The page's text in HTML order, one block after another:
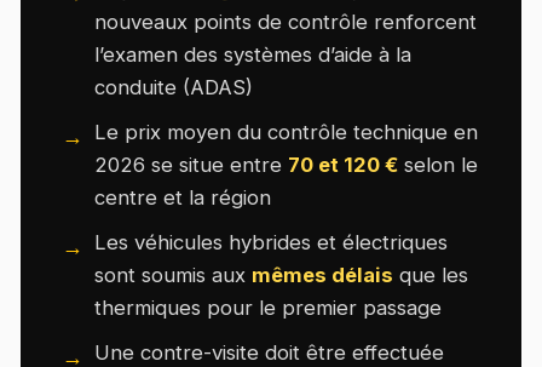
nouveaux points de contrôle renforcent
l’examen des systèmes d’aide à la
conduite (ADAS)
Le prix moyen du contrôle technique en
2026 se situe entre 70 et 120 € selon le
centre et la région
Les véhicules hybrides et électriques
sont soumis aux mêmes délais que les
thermiques pour le premier passage
Une contre-visite doit être effectuée